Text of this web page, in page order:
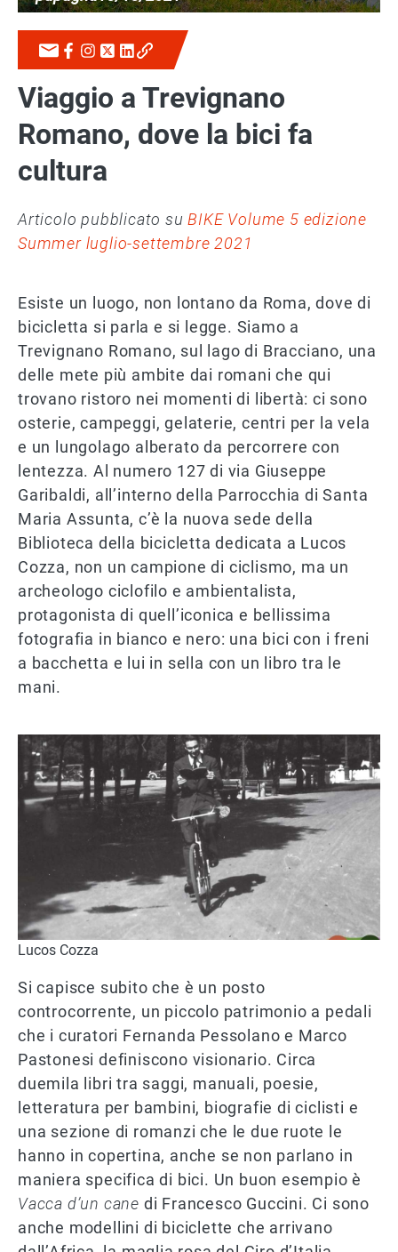
Viaggio a Trevignano
Romano, dove la bici fa
cultura
Articolo pubblicato suBIKE Volume 5 edizione
Summer luglio-settembre 2021
Esiste un luogo, non lontano da Roma, dove di
bicicletta si parla e si legge. Siamo a
Trevignano Romano, sul lago di Bracciano, una
delle mete più ambite dai romani che qui
trovano ristoro nei momenti di libertà: ci sono
osterie, campeggi, gelaterie, centri per la vela
e un lungolago alberato da percorrere con
lentezza. Al numero 127 di via Giuseppe
Garibaldi, all’interno della Parrocchia di Santa
Maria Assunta, c’è la nuova sede della
Biblioteca della bicicletta dedicata a Lucos
Cozza, non un campione di ciclismo, ma un
archeologo ciclofilo e ambientalista,
protagonista di quell’iconica e bellissima
fotografia in bianco e nero: una bici con i freni
a bacchetta e lui in sella con un libro tra le
mani.
Lucos Cozza
Si capisce subito che è un posto
controcorrente, un piccolo patrimonio a pedali
che i curatori Fernanda Pessolano e Marco
Pastonesi definiscono visionario. Circa
duemila libri tra saggi, manuali, poesie,
letteratura per bambini, biografie di ciclisti e
una sezione di romanzi che le due ruote le
hanno in copertina, anche se non parlano in
maniera specifica di bici. Un buon esempio è
Vacca d’un cane di Francesco Guccini. Ci sono
anche modellini di biciclette che arrivano